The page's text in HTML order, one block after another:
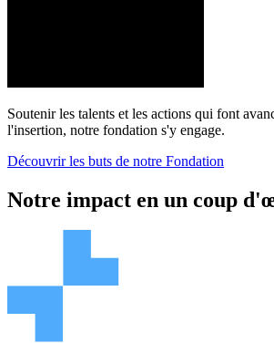
Soutenir les talents et les actions qui font
l'insertion, notre fondation s'y engage.
Découvrir les buts de notre Fondation
Notre impact en un coup